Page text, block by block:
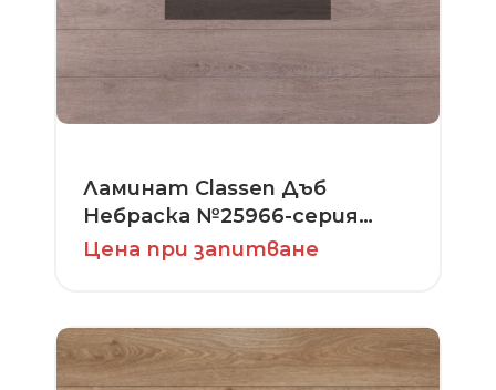
Ламинат Classen Дъб
Небраска №25966-серия
Premium
Цена при запитване